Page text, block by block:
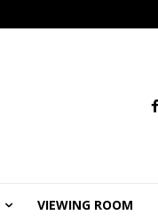
VIEWING ROOM